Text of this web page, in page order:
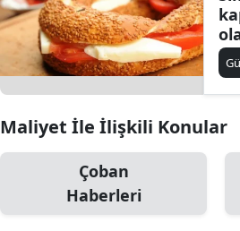
Maliyet İle İlişkili Konular
Çoban
Haberleri